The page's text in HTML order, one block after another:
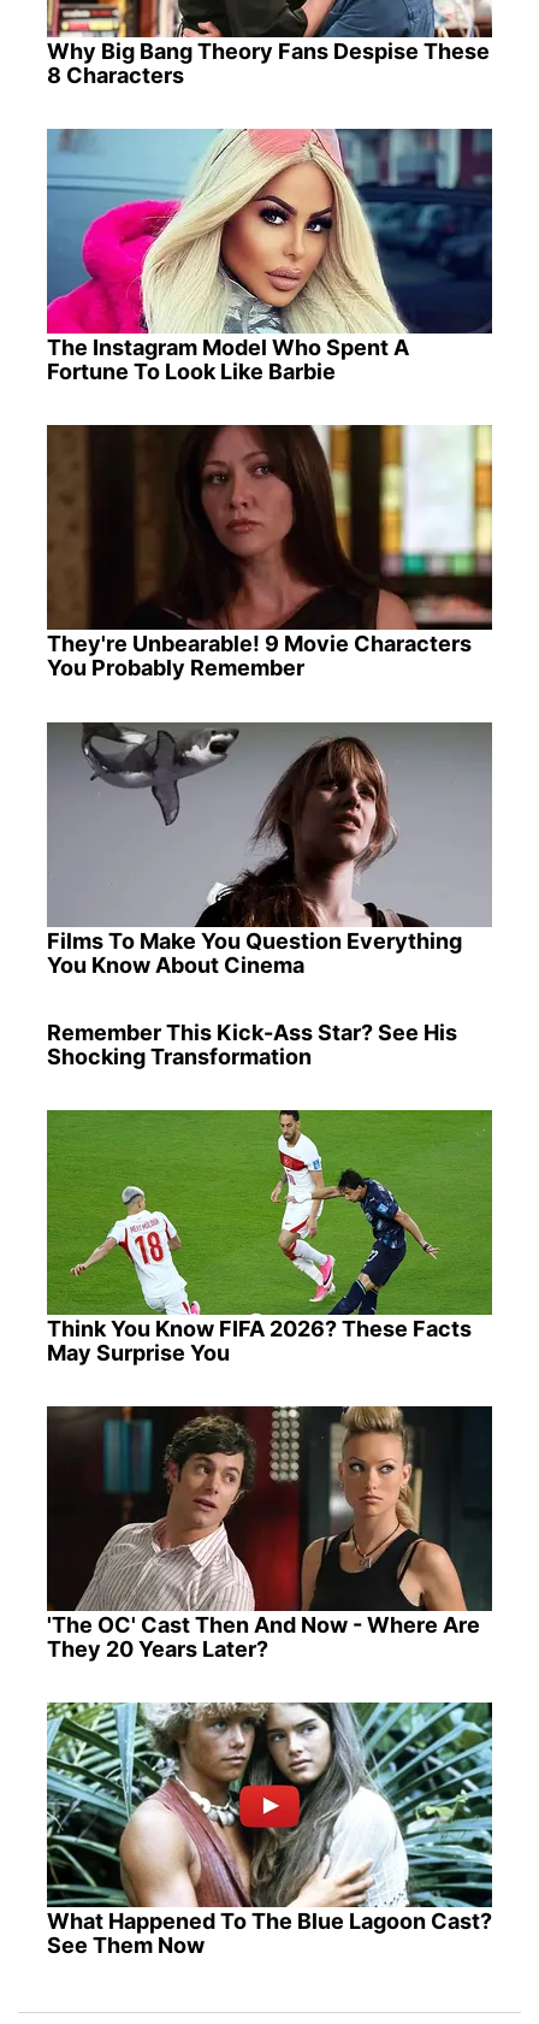
Why Big Bang Theory Fans Despise These
8 Characters
The Instagram Model Who Spent A
Fortune To Look Like Barbie
They're Unbearable! 9 Movie Characters
You Probably Remember
Films To Make You Question Everything
You Know About Cinema
Remember This Kick-Ass Star? See His
Shocking Transformation
Think You Know FIFA 2026? These Facts
May Surprise You
'The OC' Cast Then And Now - Where Are
They 20 Years Later?
What Happened To The Blue Lagoon Cast?
See Them Now